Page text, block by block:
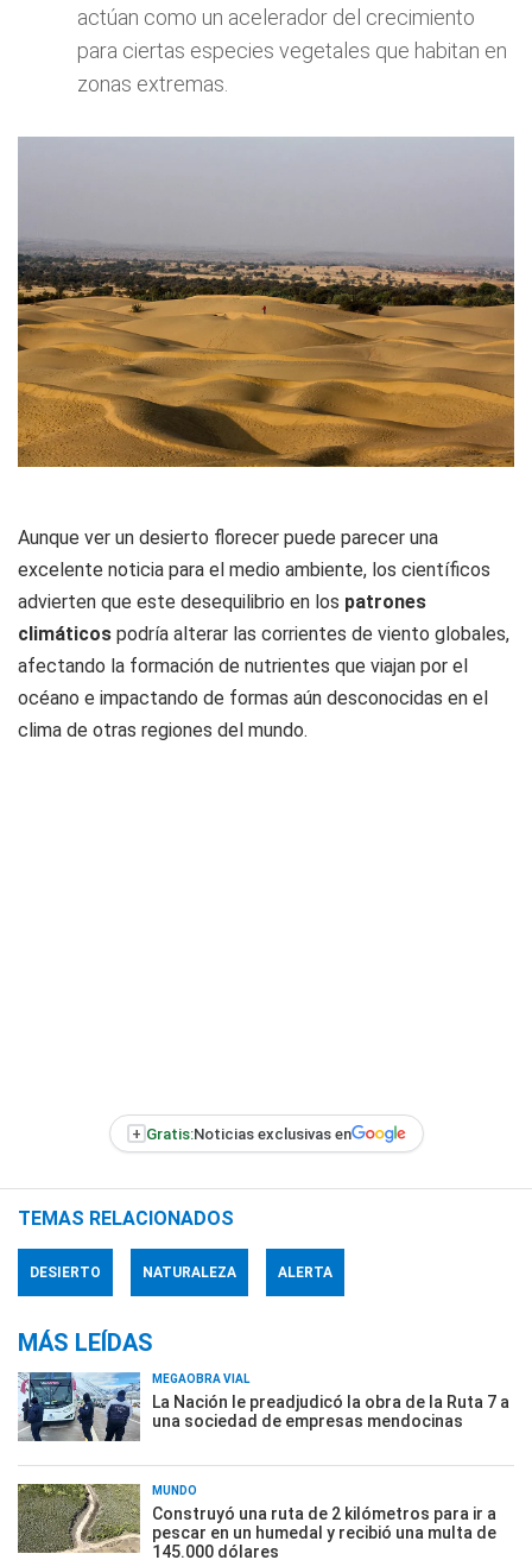
actúan como un acelerador del crecimiento
para ciertas especies vegetales que habitan en
zonas extremas.
Aunque ver un desierto florecer puede parecer una
excelente noticia para el medio ambiente, los científicos
advierten que este desequilibrio en los patrones
climáticos podría alterar las corrientes de viento globales,
afectando la formación de nutrientes que viajan por el
océano e impactando de formas aún desconocidas en el
clima de otras regiones del mundo.
+ Gratis:Noticias exclusivas en
TEMAS RELACIONADOS
DESIERTO NATURALEZA ALERTA
MÁS LEÍDAS
MEGAOBRA VIAL
La Nación le preadjudicó la obra de la Ruta 7 a
una sociedad de empresas mendocinas
MUNDO
Construyó una ruta de 2 kilómetros para ir a
pescar en un humedal y recibió una multa de
145.000 dólares